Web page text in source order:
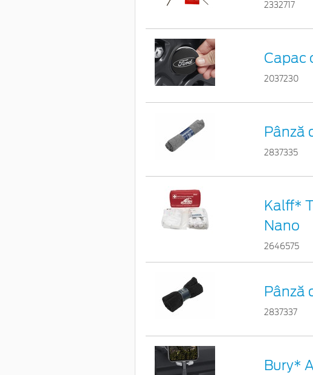
2332717
Capac
2037230
Pânză
2837335
Kalff*
Nano
2646575
Pânză
2837337
Bury*